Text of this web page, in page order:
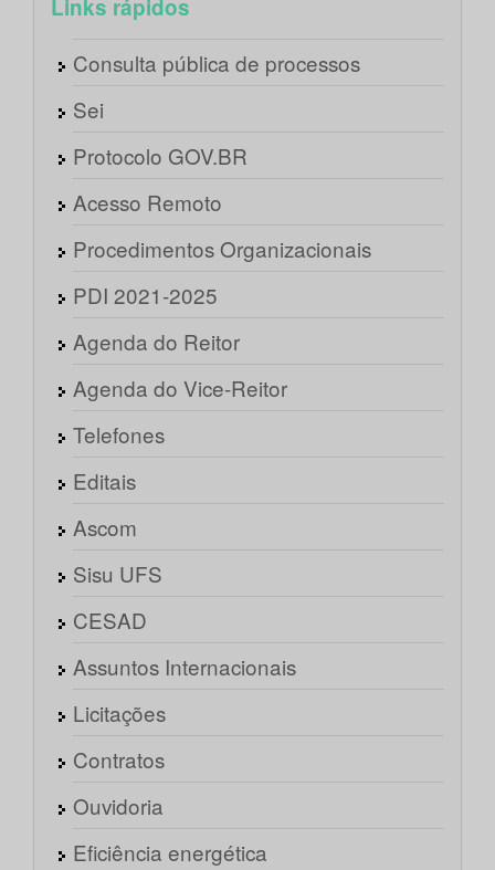
Links rápidos
Consulta pública de processos
Sei
Protocolo GOV.BR
Acesso Remoto
Procedimentos Organizacionais
PDI 2021-2025
Agenda do Reitor
Agenda do Vice-Reitor
Telefones
Editais
Ascom
Sisu UFS
CESAD
Assuntos Internacionais
Licitações
Contratos
Ouvidoria
Eficiência energética